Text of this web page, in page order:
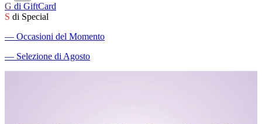
G di GiftCard
S di Special
― Occasioni del Momento
― Selezione di Agosto